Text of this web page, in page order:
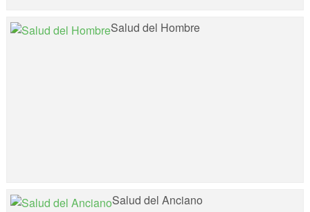
Salud del Hombre
Salud del Anciano